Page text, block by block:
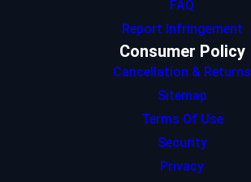
FAQ
Report Infringement
Consumer Policy
Cancellation & Returns
Sitemap
Terms Of Use
Security
Privacy